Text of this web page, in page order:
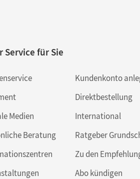
Service für Sie
Medien
Beratung
Kundenkonto
Direktbestellung
International
Ratgeber
Zu den
Abo kündigen